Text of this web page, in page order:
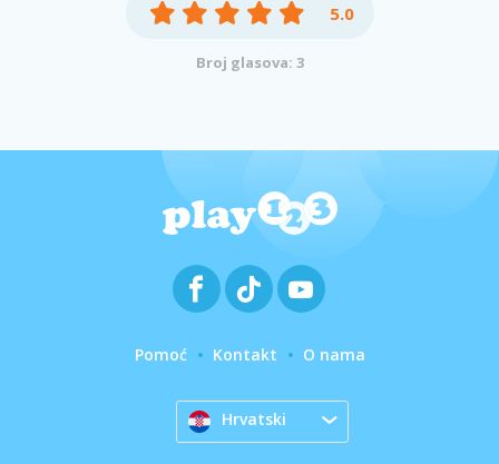
5.0
Broj glasova: 3
Pomoć Kontakt O nama
Hrvatski